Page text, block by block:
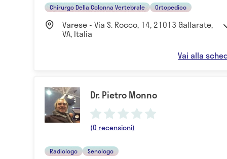
Chirurgo Della Colonna Vertebrale Ortopedico
Varese - Via S. Rocco, 14, 21013 Gallarate,
VA, Italia
Vai alla
Dr. Pietro Monno
(0 recensioni)
Radiologo Senologo